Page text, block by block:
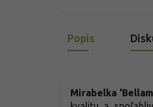
Popis
Mirabelka